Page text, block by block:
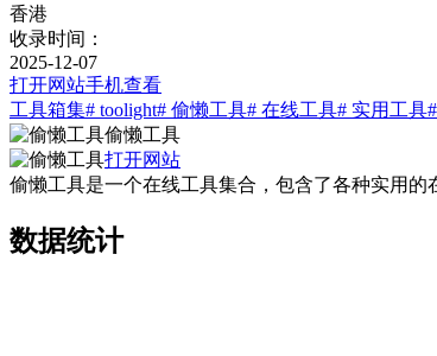
香港
收录时间：
2025-12-07
打开网站手机查看
工具箱集# toolight# 偷懒工具# 在线工具# 实用工具
偷懒工具
打开网站
偷懒工具是一个在线工具集合，包含了各种实用
数据统计